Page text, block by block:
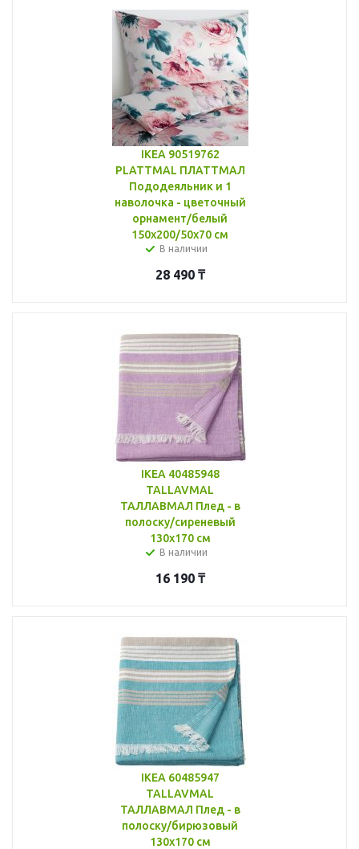
IKEA 90519762
PLATTMAL ПЛАТТМАЛ
Пододеяльник и 1
наволочка - цветочный
орнамент/белый
150x200/50x70 см
В наличии
28 490₸
IKEA 40485948
TALLAVMAL
ТАЛЛАВМАЛ Плед - в
полоску/сиреневый
130x170 см
В наличии
16 190₸
IKEA 60485947
TALLAVMAL
ТАЛЛАВМАЛ Плед - в
полоску/бирюзовый
130x170 см